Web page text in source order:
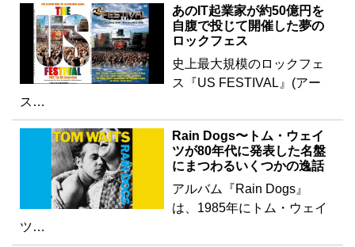
あのIT起業家が約50億円を
自腹で投じて開催した夢の
ロックフェス
史上最大規模のロックフェ
ス『US FESTIVAL』(アー
ス…
Rain Dogs〜トム・ウェイ
ツが80年代に発表した名盤
にまつわるいくつかの逸話
アルバム『Rain Dogs』
は、1985年にトム・ウェイ
ツ…